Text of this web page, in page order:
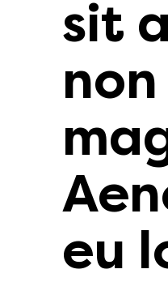
sit
non
eu